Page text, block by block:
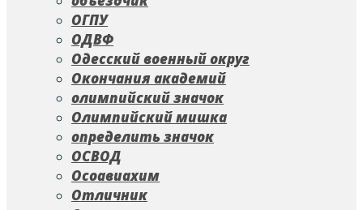
ОГПУ
ОДВФ
Одесский военный округ
Окончания академий
олимпийский значок
Олимпийский мишка
определить значок
ОСВОД
Осоавиахим
Отличник